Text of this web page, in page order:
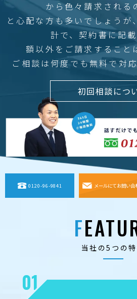
から色々請求される
と心配な方も多いでしょうが
計で、契約書に記
額以外をご請求すること
ご相談は何度でも無料で対
初回相談につ
0120-96-9841 メールにてお問い合
当社の5つの
01